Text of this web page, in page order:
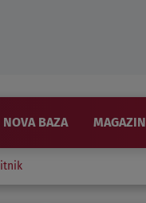
NOVA BAZA MAGAZIN